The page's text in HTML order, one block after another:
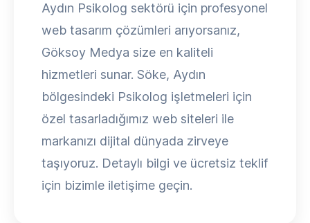
Aydın Psikolog sektörü için profesyonel
web tasarım çözümleri arıyorsanız,
Göksoy Medya size en kaliteli
hizmetleri sunar. Söke, Aydın
bölgesindeki Psikolog işletmeleri için
özel tasarladığımız web siteleri ile
markanızı dijital dünyada zirveye
taşıyoruz. Detaylı bilgi ve ücretsiz teklif
için bizimle iletişime geçin.